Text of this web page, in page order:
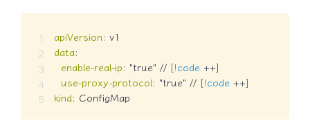
apiVersion:
data:
enable-real-ip: "true" // [!code ++]
use-proxy-protocol: "true" // [!code ++]
kind: ConfigMap